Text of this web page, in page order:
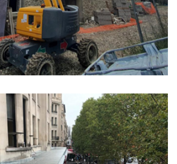
chemin de la ferme au poult
-78300 Poissy